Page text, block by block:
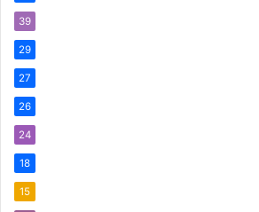
39
29
27
26
24
18
15